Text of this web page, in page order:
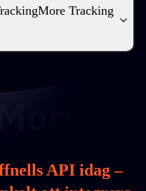
Tracking
API idag –